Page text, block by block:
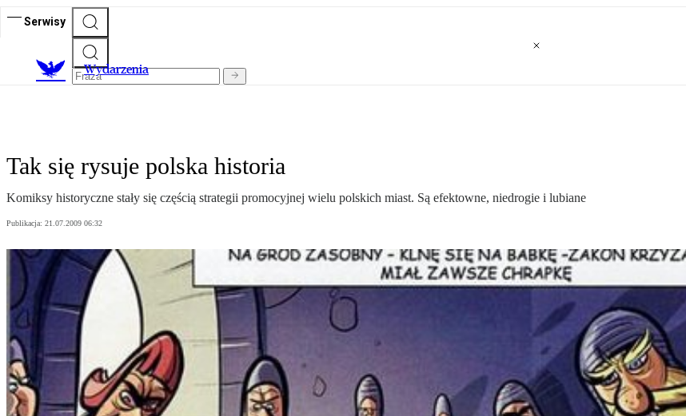
Serwisy
Wydarzenia
Tak się rysuje polska historia
Komiksy historyczne stały się częścią strategii promocyjnej wielu polskich miast. Są efektowne, niedrogie i lubiane
Publikacja: 21.07.2009 06:32